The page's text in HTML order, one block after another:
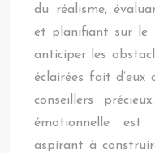
du réalisme,
et planifiant sur le
anticiper les
éclairées fait d’eux
conseillers
émotionnelle est
aspirant à